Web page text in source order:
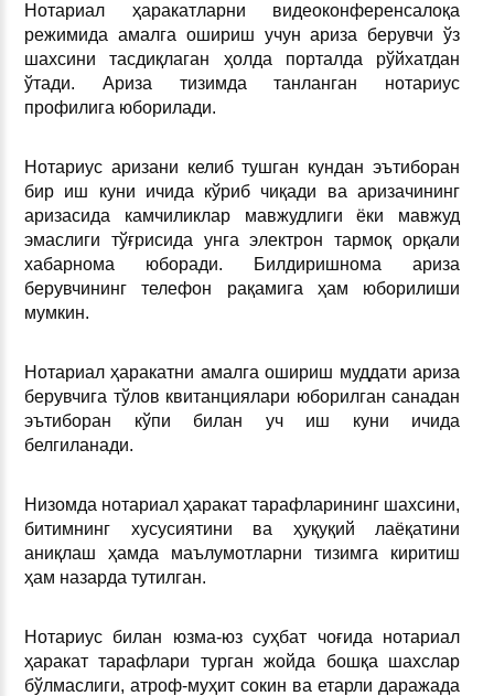
Нотариал ҳаракатларни видеоконференсалоқа
режимида амалга ошириш учун ариза берувчи ўз
шахсини тасдиқлаган ҳолда порталда рўйхатдан
ўтади. Ариза тизимда танланган нотариус
профилига юборилади.
Нотариус аризани келиб тушган кундан эътиборан
бир иш куни ичида кўриб чиқади ва аризачининг
аризасида камчиликлар мавжудлиги ёки мавжуд
эмаслиги тўғрисида унга электрон тармоқ орқали
хабарнома юборади. Билдиришнома ариза
берувчининг телефон рақамига ҳам юборилиши
мумкин.
Нотариал ҳаракатни амалга ошириш муддати ариза
берувчига тўлов квитанциялари юборилган санадан
эътиборан кўпи билан уч иш куни ичида
белгиланади.
Низомда нотариал ҳаракат тарафларининг шахсини,
битимнинг хусусиятини ва ҳуқуқий лаёқатини
аниқлаш ҳамда маълумотларни тизимга киритиш
ҳам назарда тутилган.
Нотариус билан юзма-юз суҳбат чоғида нотариал
ҳаракат тарафлари турган жойда бошқа шахслар
бўлмаслиги, атроф-муҳит сокин ва етарли даражада